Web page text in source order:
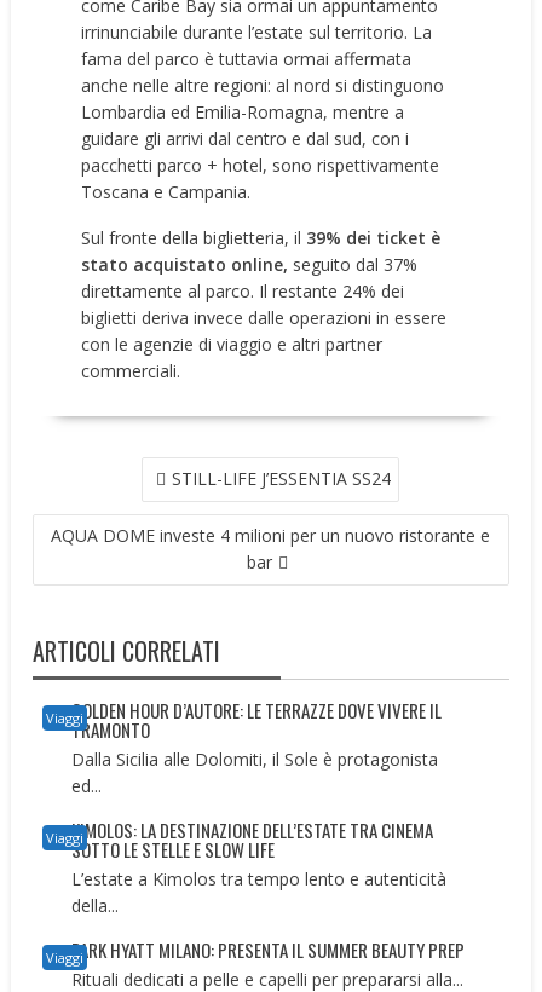
come Caribe Bay sia ormai un appuntamento
irrinunciabile durante l’estate sul territorio. La
fama del parco è tuttavia ormai affermata
anche nelle altre regioni: al nord si distinguono
Lombardia ed Emilia-Romagna, mentre a
guidare gli arrivi dal centro e dal sud, con i
pacchetti parco + hotel, sono rispettivamente
Toscana e Campania.
Sul fronte della biglietteria, il 39% dei ticket è
stato acquistato online, seguito dal 37%
direttamente al parco. Il restante 24% dei
biglietti deriva invece dalle operazioni in essere
con le agenzie di viaggio e altri partner
commerciali.
NAVIGAZIONE STILL-LIFE J’ESSENTIA SS24
AQUA DOME investe 4 milioni per un nuovo ristorante e
bar
ARTICOLI CORRELATI
ViaggiGOLDEN HOUR D’AUTORE: LE TERRAZZE DOVE VIVERE IL
TRAMONTO
Dalla Sicilia alle Dolomiti, il Sole è protagonista
ed...
ViaggiKIMOLOS: LA DESTINAZIONE DELL’ESTATE TRA CINEMA
SOTTO LE STELLE E SLOW LIFE
L’estate a Kimolos tra tempo lento e autenticità
della...
ViaggiPARK HYATT MILANO: PRESENTA IL SUMMER BEAUTY PREP
Rituali dedicati a pelle e capelli per prepararsi alla...